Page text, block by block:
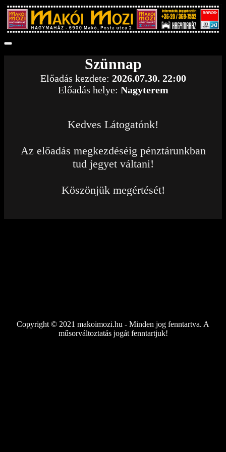
Szünnap
Előadás kezdete: 2026.07.30. 22:00
Előadás helye: Nagyterem
Kedves Látogatónk!
Az előadás megkezdéséig pénztárunkban
tud jegyet váltani!
Köszönjük megértését!
Copyright © 2021 makoimozi.hu - Minden jog fenntartva. A
műsorváltoztatás jogát fenntartjuk!